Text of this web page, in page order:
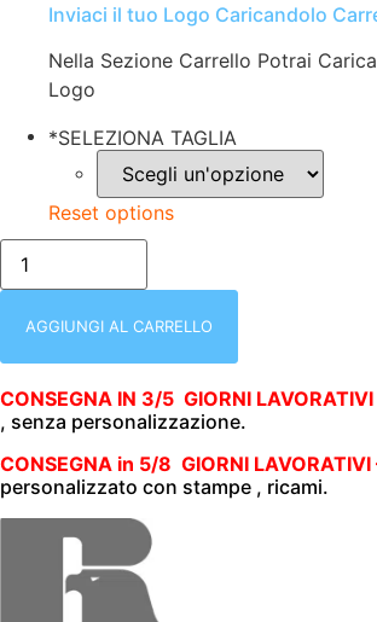
Inviaci il tuo Logo Caricandolo
Nella Sezione Carrello Potrai
Logo
*SELEZIONA TAGLIA
Reset options
POLO
UOMO|
MEZZA
COTONE
200
GR/M2
RUSSELL
|
CLASSIC
|
JE569M
AGGIUNGI AL CARRELLO
CONSEGNA IN 3/5 GIORNI LAVORATIVI
, senza personalizzazione.
CONSEGNA in 5/8 GIORNI LAVORATIVI
personalizzato con stampe , ricami.